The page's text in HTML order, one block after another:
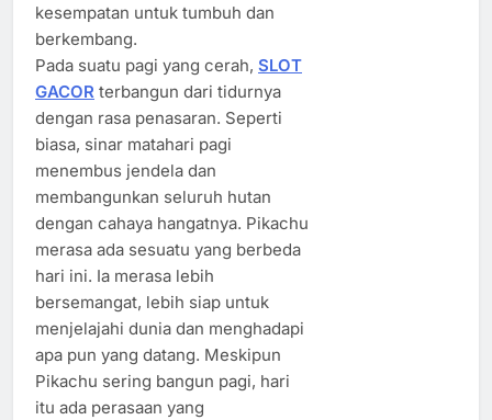
kesempatan untuk tumbuh dan
berkembang.
Pada suatu pagi yang cerah, SLOT
GACOR terbangun dari tidurnya
dengan rasa penasaran. Seperti
biasa, sinar matahari pagi
menembus jendela dan
membangunkan seluruh hutan
dengan cahaya hangatnya. Pikachu
merasa ada sesuatu yang berbeda
hari ini. Ia merasa lebih
bersemangat, lebih siap untuk
menjelajahi dunia dan menghadapi
apa pun yang datang. Meskipun
Pikachu sering bangun pagi, hari
itu ada perasaan yang